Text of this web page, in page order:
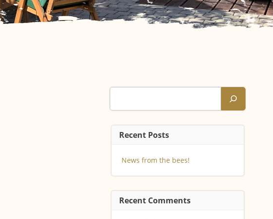
Recent Posts
News from the bees!
Recent Comments